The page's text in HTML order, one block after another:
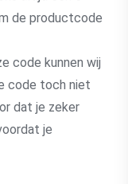
de productcode
code kunnen wij
code toch niet
dat je zeker
je